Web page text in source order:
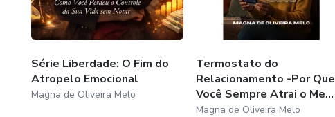
CURSOS DISPONÍVEIS NA PLATAFORMA HOTMART:
*Como alcançar seu objetivo em 6 passos
Série Liberdade: O Fim do
Atropelo Emocional
Magna de Oliveira Melo
Termostato do
Relacionamento -Por Que
Você Sempre Atrai o Me...
Magna de Oliveira Melo